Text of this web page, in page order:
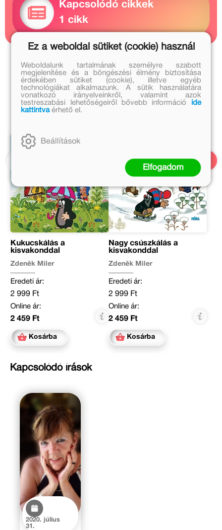
Kapcsolódó cikkek
1 cikk
Zdeněk Miler további művei
Romhányi Ágnes további művei
A sorozat további részei
Kukucskálás a
kisvakonddal
Zdeněk Miler
Eredeti ár:
2 999 Ft
Online ár:
2 459 Ft
Kosárba
Nagy csúszkálás a
kisvakonddal
Zdeněk Miler
Eredeti ár:
2 999 Ft
Online ár:
2 459 Ft
Kosárba
Kapcsolódó írások
2020. július
31.
Ez a weboldal sütiket (cookie) használ
Weboldalunk tartalmának személyre szabott
megjelenítése és a böngészési élmény biztosítása
érdekében sütiket (cookie), illetve egyéb
technológiákat alkalmazunk. A sütik használatára
vonatkozó irányelveinkről, valamint azok
testreszabási lehetőségeiről bővebb információ
ide
kattintvaérhető el.
Beállítások
Elfogadom